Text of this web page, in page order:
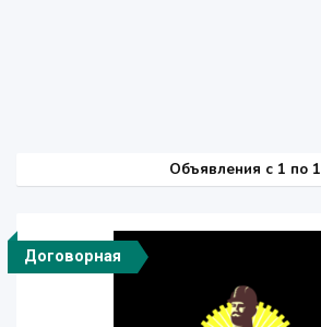
Объявления c 1 по 1
Договорная